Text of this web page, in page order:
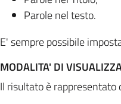
Parole nel testo.
E' sempre possibile
MODALITA' DI
Il risultato è rappresentato